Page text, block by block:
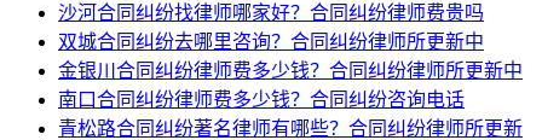
沙河合同纠纷找律师哪家好？合同纠纷律师费贵吗
双城合同纠纷去哪里咨询？合同纠纷律师所更新中
金银川合同纠纷律师费多少钱？合同纠纷律师所更新中
南口合同纠纷律师费多少钱？合同纠纷咨询电话
青松路合同纠纷著名律师有哪些？合同纠纷律师所更新